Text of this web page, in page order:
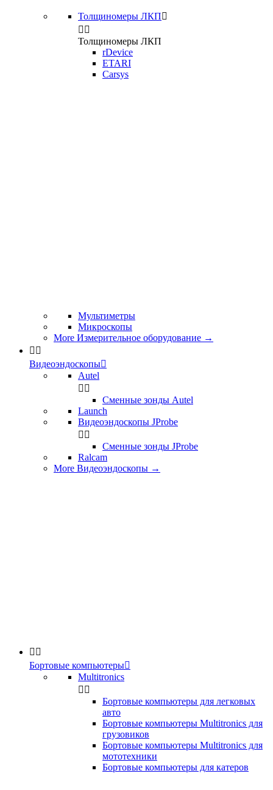
Толщиномеры ЛКП
 
Толщиномеры ЛКП
rDevice
ETARI
Carsys
Мультиметры
Микроскопы
More Измерительное оборудование →
 
Видеоэндоскопы
Autel
 
Сменные зонды Autel
Launch
Видеоэндоскопы JProbe
 
Сменные зонды JProbe
Ralcam
More Видеоэндоскопы →
 
Бортовые компьютеры
Multitronics
 
Бортовые компьютеры для легковых
авто
Бортовые компьютеры Multitronics для
грузовиков
Бортовые компьютеры Multitronics для
мототехники
Бортовые компьютеры для катеров